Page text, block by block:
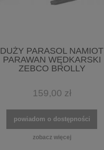
DUŻY PARASOL NAMIOT
PARAWAN WĘDKARSKI
ZEBCO BROLLY
159,00 zł
powiadom o dostępności
zobacz więcej